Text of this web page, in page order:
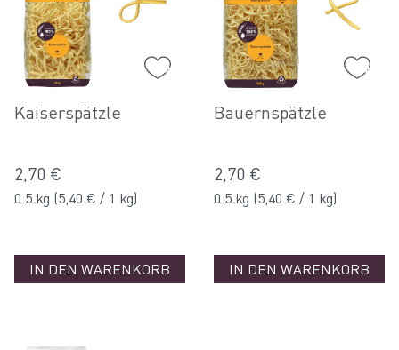
Kaiserspätzle
2,70 €
0.5 kg (5,40 € / 1 kg)
IN DEN WARENKORB
Bauernspätzle
2,70 €
0.5 kg (5,40 € / 1 kg)
IN DEN WARENKORB